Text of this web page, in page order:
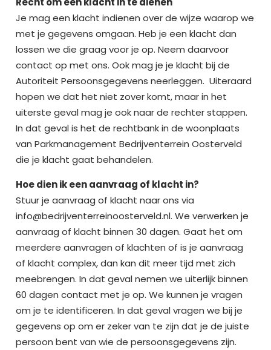
Je mag een klacht indienen over de wijze waarop we
met je gegevens omgaan. Heb je een klacht dan
lossen we die graag voor je op. Neem daarvoor
contact op met ons. Ook mag je je klacht bij de
Autoriteit Persoonsgegevens neerleggen. Uiteraard
hopen we dat het niet zover komt, maar in het
uiterste geval mag je ook naar de rechter stappen.
In dat geval is het de rechtbank in de woonplaats
van Parkmanagement Bedrijventerrein Oosterveld
die je klacht gaat behandelen.
Hoe dien ik een aanvraag of klacht in?
Stuur je aanvraag of klacht naar ons via
info@bedrijventerreinoosterveld.nl. We verwerken je
aanvraag of klacht binnen 30 dagen. Gaat het om
meerdere aanvragen of klachten of is je aanvraag
of klacht complex, dan kan dit meer tijd met zich
meebrengen. In dat geval nemen we uiterlijk binnen
60 dagen contact met je op. We kunnen je vragen
om je te identificeren. In dat geval vragen we bij je
gegevens op om er zeker van te zijn dat je de juiste
persoon bent van wie de persoonsgegevens zijn.